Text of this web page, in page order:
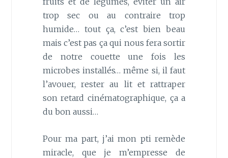
trop sec ou au contraire trop
humide… tout ça, c’est bien beau
mais c’est pas ça qui nous fera sortir
de notre couette une fois les
microbes installés… même si, il faut
l’avouer, rester au lit et rattraper
son retard cinématographique, ça a
du bon aussi…
Pour ma part, j’ai mon pti remède
miracle, que je m’empresse de